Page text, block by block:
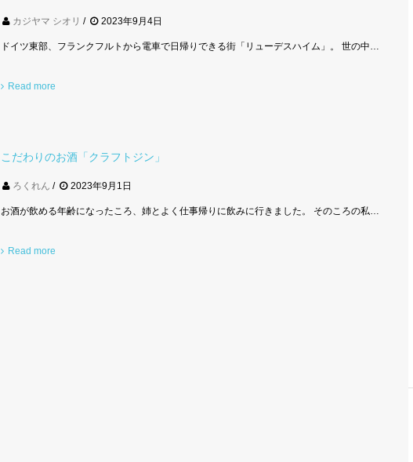
カジヤマ シオリ 2023年9月4日
ドイツ東部、フランクフルトから電車で日帰りできる街「リューデスハイム」。 世の中…
Read more
こだわりのお酒「クラフトジン」
ろくれん 2023年9月1日
お酒が飲める年齢になったころ、姉とよく仕事帰りに飲みに行きました。 そのころの私…
Read more